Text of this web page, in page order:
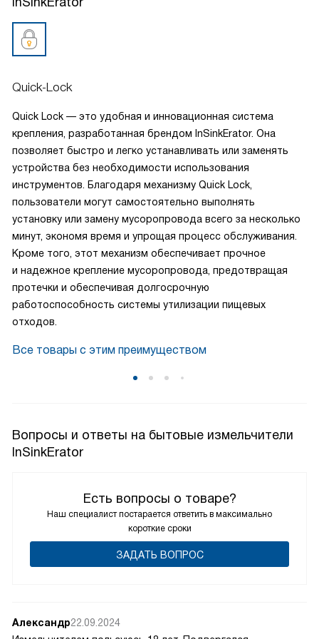
Quick-Lock
Quick Lock — это удобная и инновационная система
крепления, разработанная брендом InSinkErator. Она
позволяет быстро и легко устанавливать или заменять
устройства без необходимости использования
инструментов. Благодаря механизму Quick Lock,
пользователи могут самостоятельно выполнять
установку или замену мусоропровода всего за несколько
минут, экономя время и упрощая процесс обслуживания.
Кроме того, этот механизм обеспечивает прочное
и надежное крепление мусоропровода, предотвращая
протечки и обеспечивая долгосрочную
работоспособность системы утилизации пищевых
отходов.
Все товары с этим преимуществом
Вопросы и ответы на бытовые измельчители
InSinkErator
Есть вопросы о товаре?
Наш специалист постарается ответить в максимально
короткие сроки
ЗАДАТЬ ВОПРОС
Александр22.09.2024